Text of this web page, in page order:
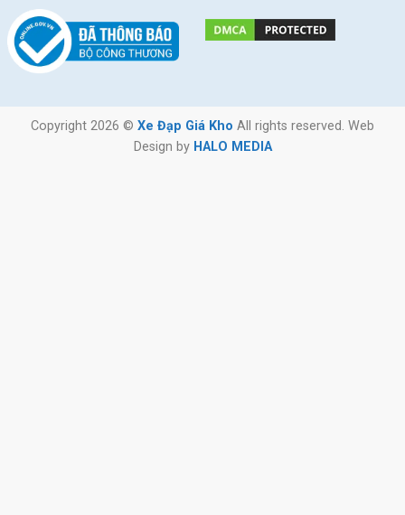
Copyright 2026 © Xe Đạp Giá Kho All rights reserved. Web
Design by HALO MEDIA